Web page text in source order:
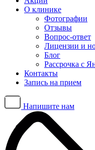
О клинике
Фотографии
Отзывы
Вопрос-ответ
Лицензии и
Блог
Рассрочка с
Контакты
Запись на прием
Напишите нам